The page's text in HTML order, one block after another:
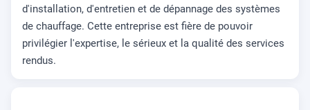
d'installation, d'entretien et de dépannage des systèmes
de chauffage. Cette entreprise est fière de pouvoir
privilégier l'expertise, le sérieux et la qualité des services
rendus.